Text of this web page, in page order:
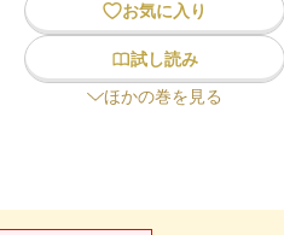
お気に入り
試し読み
ほかの巻を見る